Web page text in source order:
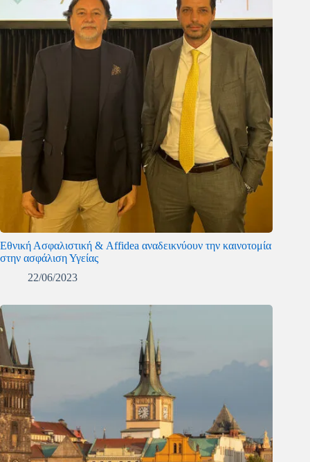
Εθνική Ασφαλιστική & Affidea αναδεικνύουν την καινοτομία
στην ασφάλιση Υγείας
22/06/2023